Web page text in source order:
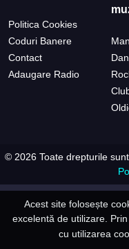
Politica Cookies
Coduri Banere
Contact
Adaugare Radio
© 2026 Toate drepturile
Acest site folosește
excelentă de utilizare.
cu utilizarea